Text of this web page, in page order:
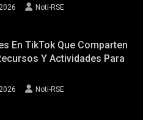
Noti-RSE
En TikTok Que Comparten
Y Actividades Para
Noti-RSE